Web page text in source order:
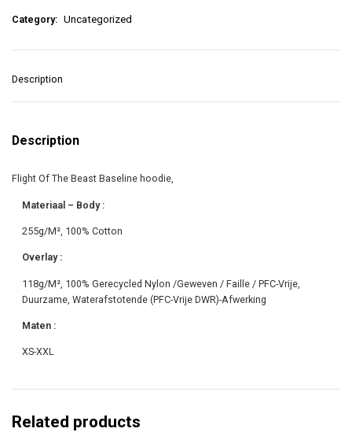
Category: Uncategorized
Description
Description
Flight Of The Beast Baseline hoodie,
Materiaal – Body :
255g/M², 100% Cotton
Overlay :
118g/M², 100% Gerecycled Nylon /Geweven / Faille / PFC-Vrije,
Duurzame, Waterafstotende (PFC-Vrije DWR)-Afwerking
Maten :
XS-XXL
Related products